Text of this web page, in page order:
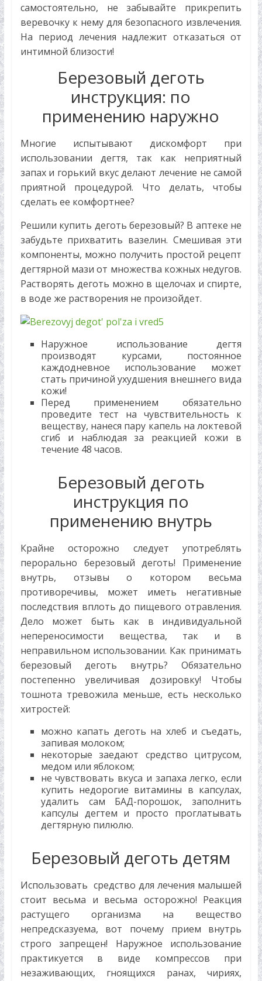
самостоятельно, не забывайте прикрепить
веревочку к нему для безопасного извлечения.
На период лечения надлежит отказаться от
интимной близости!
Березовый деготь
инструкция: по
применению наружно
Многие испытывают дискомфорт при
использовании дегтя, так как неприятный
запах и горький вкус делают лечение не самой
приятной процедурой. Что делать, чтобы
сделать ее комфортнее?
Решили купить деготь березовый? В аптеке не
забудьте прихватить вазелин. Смешивая эти
компоненты, можно получить простой рецепт
дегтярной мази от множества кожных недугов.
Растворять деготь можно в щелочах и спирте,
в воде же растворения не произойдет.
Наружное использование дегтя
производят курсами, постоянное
каждодневное использование может
стать причиной ухудшения внешнего вида
кожи!
Перед применением обязательно
проведите тест на чувствительность к
веществу, нанеся пару капель на локтевой
сгиб и наблюдая за реакцией кожи в
течение 48 часов.
Березовый деготь
инструкция по
применению внутрь
Крайне осторожно следует употреблять
перорально березовый деготь! Применение
внутрь, отзывы о котором весьма
противоречивы, может иметь негативные
последствия вплоть до пищевого отравления.
Дело может быть как в индивидуальной
непереносимости вещества, так и в
неправильном использовании. Как принимать
березовый деготь внутрь? Обязательно
постепенно увеличивая дозировку! Чтобы
тошнота тревожила меньше, есть несколько
хитростей:
можно капать деготь на хлеб и съедать,
запивая молоком;
некоторые заедают средство цитрусом,
медом или яблоком;
не чувствовать вкуса и запаха легко, если
купить недорогие витамины в капсулах,
удалить сам БАД-порошок, заполнить
капсулы дегтем и просто проглатывать
дегтярную пилюлю.
Березовый деготь детям
Использовать средство для лечения малышей
стоит весьма и весьма осторожно! Реакция
растущего организма на вещество
непредсказуема, вот почему прием внутрь
строго запрещен! Наружное использование
практикуется в виде компрессов при
незаживающих, гноящихся ранах, чириях,